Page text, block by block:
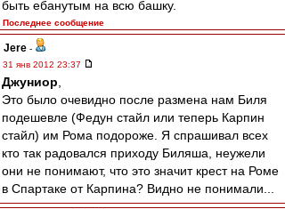
быть ебанутым на всю башку.
Последнее сообщение
Jere -
31 янв 2012 23:37
Джуниор
Это было очевидно после размена нам Биля
подешевле (Федун стайл или теперь Карпин
стайл) им Рома подороже. Я спрашивал всех
кто так радовался приходу Биляша, неужели
они не понимают, что это значит крест на Роме
в Спартаке от Карпина? Видно не понимали...